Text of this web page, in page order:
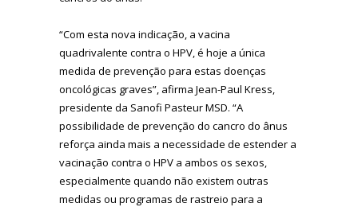
“Com esta nova indicação, a vacina
quadrivalente contra o HPV, é hoje a única
medida de prevenção para estas doenças
oncológicas graves”, afirma Jean-Paul Kress,
presidente da Sanofi Pasteur MSD. “A
possibilidade de prevenção do cancro do ânus
reforça ainda mais a necessidade de estender a
vacinação contra o HPV a ambos os sexos,
especialmente quando não existem outras
medidas ou programas de rastreio para a